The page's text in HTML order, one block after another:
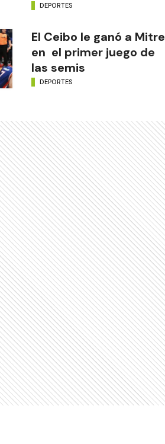
DEPORTES
El Ceibo le ganó a Mitre
en el primer juego de
las semis
DEPORTES